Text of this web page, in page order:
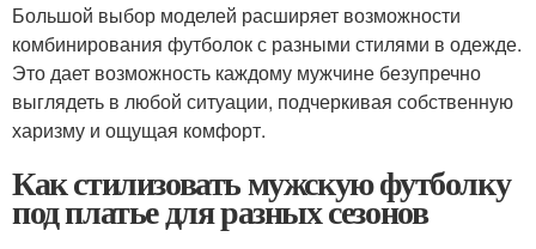
Большой выбор моделей расширяет возможности
комбинирования футболок с разными стилями в одежде.
Это дает возможность каждому мужчине безупречно
выглядеть в любой ситуации, подчеркивая собственную
харизму и ощущая комфорт.
Как стилизовать мужскую футболку
под платье для разных сезонов